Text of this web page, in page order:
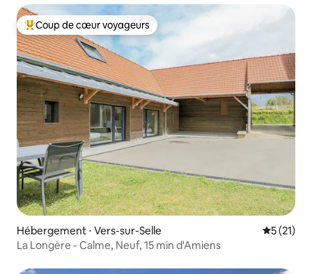
Coups de cœur voyageurs les plus appréciés
Coup de cœur voyageurs
Hébergement ⋅ Vers-sur-Selle
5 (21)
La Longère - Calme, Neuf, 15 min d'Amiens